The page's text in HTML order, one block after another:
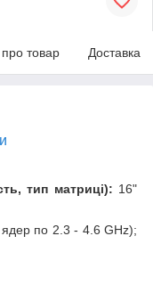
про товар Доставка
тип матриці): 16"
по 2.3 - 4.6 GHz);